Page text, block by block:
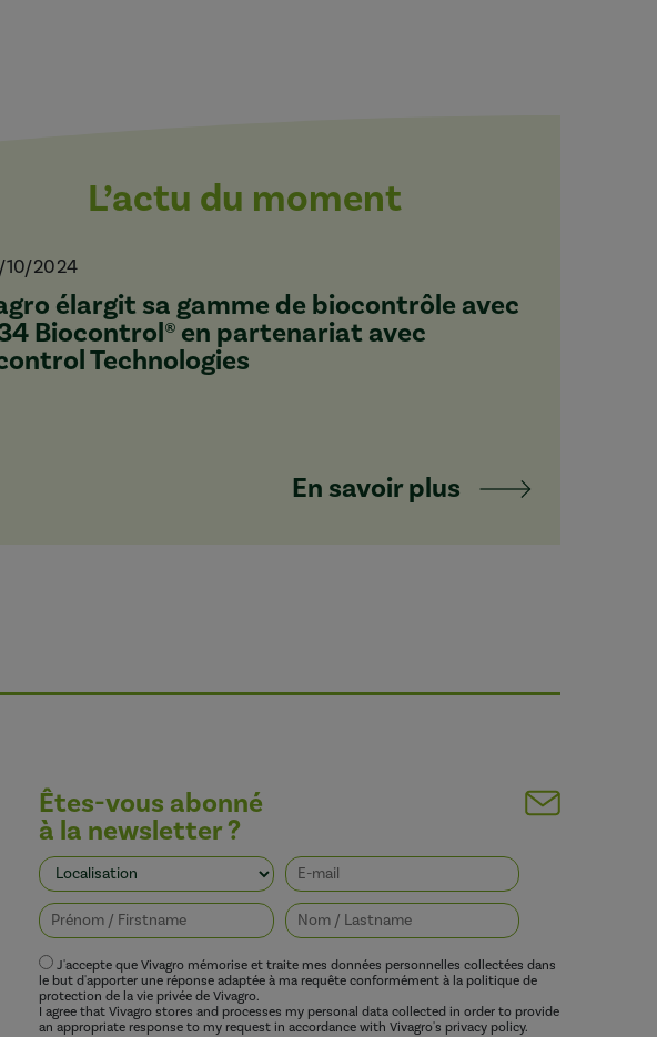
L’actu du moment
10/2024
élargit sa gamme de biocontrôle avec
Biocontrol® en partenariat avec
Technologies
En savoir plus
Êtes-vous abonné
à la newsletter ?
J'accepte que Vivagro mémorise et traite mes données personnelles collectées dans
le but d'apporter une réponse adaptée à ma requête conformément à la politique de
protection de la vie privée de Vivagro.
I agree that Vivagro stores and processes my personal data collected in order to provide
an appropriate response to my request in accordance with Vivagro's privacy policy.